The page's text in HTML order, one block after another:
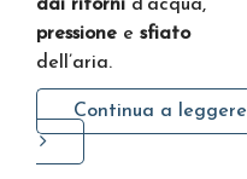
dai ritorni d’acqua,
pressione e sfiato
dell’aria.
Continua a leggere